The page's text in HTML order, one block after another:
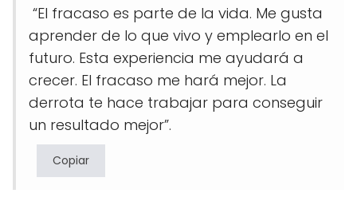
“El fracaso es parte de la vida. Me gusta
aprender de lo que vivo y emplearlo en el
futuro. Esta experiencia me ayudará a
crecer. El fracaso me hará mejor. La
derrota te hace trabajar para conseguir
un resultado mejor”.
Copiar